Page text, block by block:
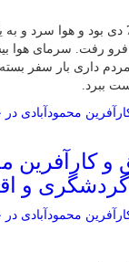
محمودآباد آنلاین: 7 دی بود و هوا
رفت. سرمای هوا
مردم داری بار سفر
ببرد.
کارآفرین
و